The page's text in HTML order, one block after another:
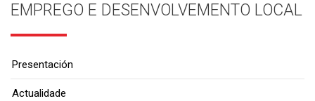
EMPREGO E DESENVOLVEMENTO LOCAL
Presentación
Actualidade